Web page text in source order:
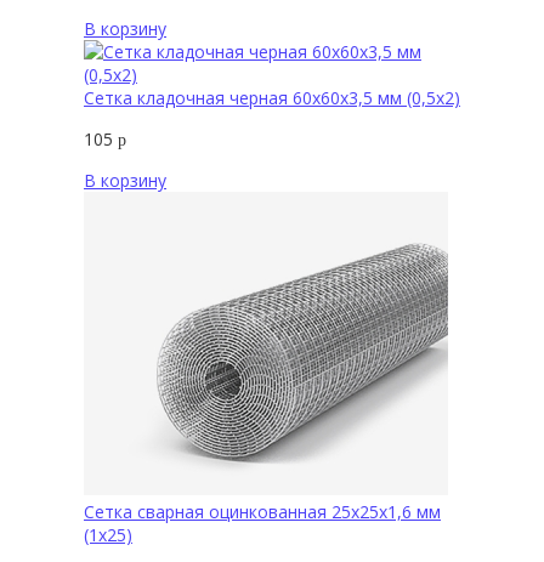
В корзину
Сетка кладочная черная 60х60х3,5 мм (0,5х2)
105 р
В корзину
Сетка сварная оцинкованная 25х25х1,6 мм
(1х25)